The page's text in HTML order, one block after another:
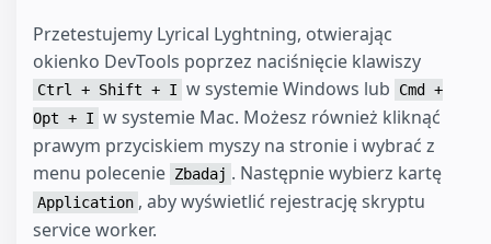
Przetestujemy Lyrical Lyghtning, otwierając
okienko DevTools poprzez naciśnięcie klawiszy
Ctrl + Shift + I w systemie Windows lub
Cmd +
Opt + I w systemie Mac. Możesz również kliknąć
prawym przyciskiem myszy na stronie i wybrać z
menu polecenie Zbadaj . Następnie wybierz kartę
Application , aby wyświetlić rejestrację skryptu
service worker.